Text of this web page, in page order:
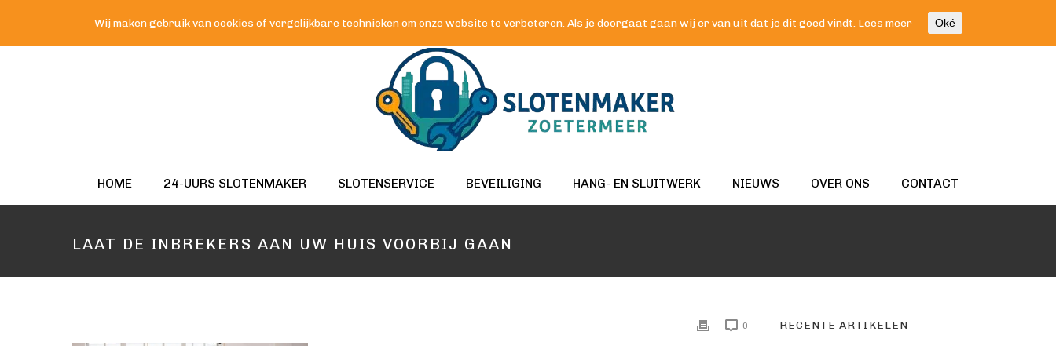
HOME 24-UURS SLOTENMAKER SLOTENSERVICE BEVEILIGING HANG- EN SLUITWERK NIEUWS OVER ONS CONTACT
LAAT DE INBREKERS AAN UW HUIS VOORBIJ GAAN
0 RECENTE ARTIKELEN
Wij maken gebruik van cookies of vergelijkbare technieken om onze website te verbeteren. Als je doorgaat gaan wij er van uit dat je dit goed vindt. Lees meer Oké